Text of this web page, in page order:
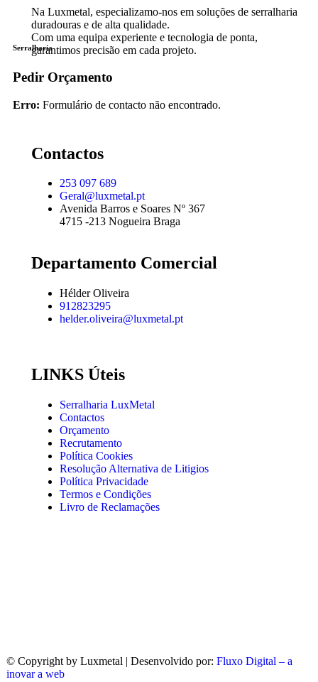
Serralharia
Pedir Orçamento
Erro: Formulário de contacto não encontrado.
Na Luxmetal, especializamo-nos em soluções de serralharia
duradouras e de alta qualidade.
Com uma equipa experiente e tecnologia de ponta,
garantimos precisão em cada projeto.
Contactos
253 097 689
Geral@luxmetal.pt
Avenida Barros e Soares Nº 367
4715 -213 Nogueira Braga
Departamento Comercial
Hélder Oliveira
912823295
helder.oliveira@luxmetal.pt
LINKS Úteis
Serralharia LuxMetal
Contactos
Orçamento
Recrutamento
Política Cookies
Resolução Alternativa de Litigios
Política Privacidade
Termos e Condições
Livro de Reclamações
© Copyright by Luxmetal | Desenvolvido por: Fluxo Digital – a
inovar a web